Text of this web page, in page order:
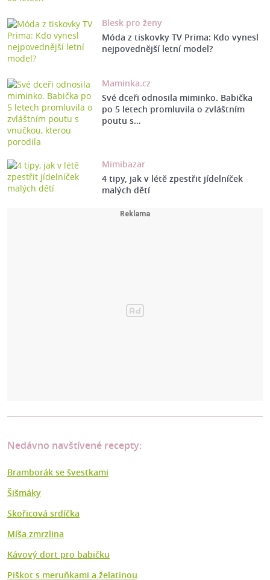
Blesk pro ženy
Móda z tiskovky TV Prima: Kdo vynesl
nejpovednější letní model?
Maminka.cz
Své dceři odnosila miminko. Babička
po 5 letech promluvila o zvláštním
poutu s…
Mimibazar
4 tipy, jak v létě zpestřit jídelníček
malých dětí
Nedávno navštívené recepty:
Bramborák se švestkami
Šišmáky
Skořicová srdíčka
Míša zmrzlina
Kávový dort pro babičku
Piškot s meruňkami a želatinou